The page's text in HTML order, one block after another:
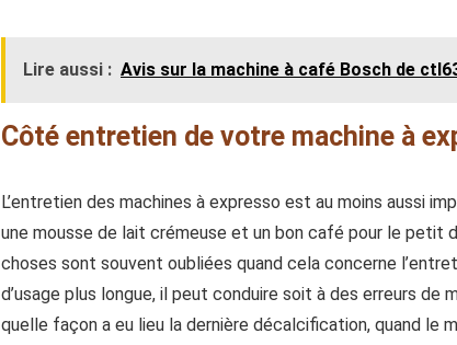
Lire aussi : Avis sur la machine à café Bosch de
Côté entretien de votre machine à
L’entretien des machines à expresso est au moins aussi
une mousse de lait crémeuse et un bon café pour le petit
choses sont souvent oubliées quand cela concerne
d’usage plus longue, il peut conduire soit à des erreurs
quelle façon a eu lieu la dernière décalcification, quand le